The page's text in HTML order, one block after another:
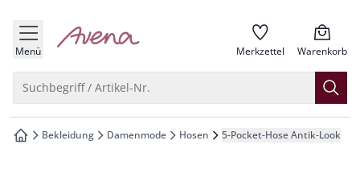
springen
springen
springen
springen
Menü zur Startseite Merkzettel Warenkorb
Suchbegriff / Artikel-Nr.
zur Startseite
Bekleidung Damenmode Hosen 5-Pocket-Hose Antik-Look